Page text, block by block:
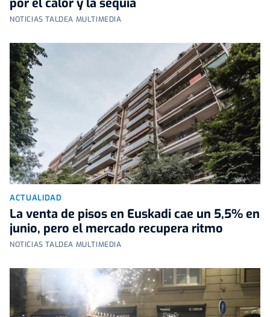
por el calor y la sequía
NOTICIAS TALDEA MULTIMEDIA
ACTUALIDAD
La venta de pisos en Euskadi cae un 5,5% en
junio, pero el mercado recupera ritmo
NOTICIAS TALDEA MULTIMEDIA